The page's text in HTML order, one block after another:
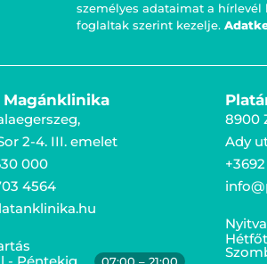
személyes adataimat a hírlevél
foglaltak szerint kezelje.
Magánklinika
2-4. III. emelet
000
4564
8900
Ady